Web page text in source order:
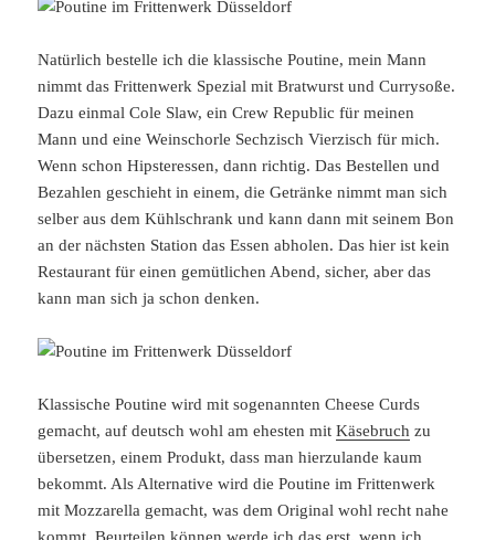
Natürlich bestelle ich die klassische Poutine, mein Mann
nimmt das Frittenwerk Spezial mit Bratwurst und Currysoße.
Dazu einmal Cole Slaw, ein Crew Republic für meinen
Mann und eine Weinschorle Sechzisch Vierzisch für mich.
Wenn schon Hipsteressen, dann richtig. Das Bestellen und
Bezahlen geschieht in einem, die Getränke nimmt man sich
selber aus dem Kühlschrank und kann dann mit seinem Bon
an der nächsten Station das Essen abholen. Das hier ist kein
Restaurant für einen gemütlichen Abend, sicher, aber das
kann man sich ja schon denken.
Klassische Poutine wird mit sogenannten Cheese Curds
gemacht, auf deutsch wohl am ehesten mitKäsebruch zu
übersetzen, einem Produkt, dass man hierzulande kaum
bekommt. Als Alternative wird die Poutine im Frittenwerk
mit Mozzarella gemacht, was dem Original wohl recht nahe